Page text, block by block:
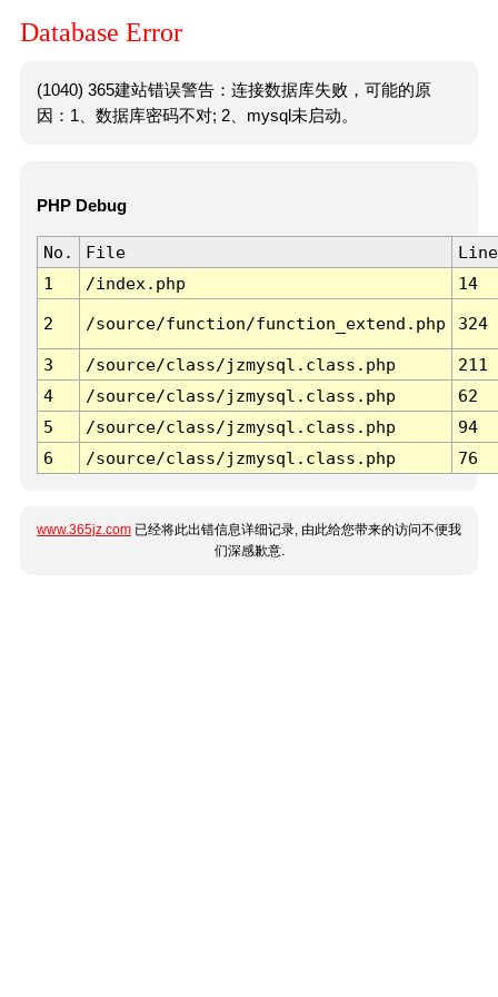
Database Error
(1040) 365建站错误警告：连接数据库失败，可能的原
因：1、数据库密码不对; 2、mysql未启动。
PHP Debug
No. File
Line
1
/index.php 14
2 /source/function/function_extend.php 324
3 /source/class/jzmysql.class.php
211
4
/source/class/jzmysql.class.php
62
5
/source/class/jzmysql.class.php
94
6
/source/class/jzmysql.class.php 76
www.365jz.com 已经将此出错信息详细记录, 由此给您带来的访问不便我
们深感歉意.